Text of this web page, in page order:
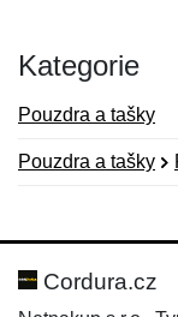
Kategorie
Pouzdra a tašky
Pouzdra a tašky
Hodnocení:
Jméno:
Cordura.cz